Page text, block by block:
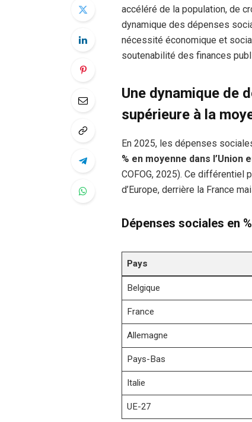
accéléré de la population, de
dynamique des dépenses
nécessité économique et
soutenabilité des finances
Une dynamique de
supérieure à la
En 2025, les dépenses
% en moyenne dans l’Union
COFOG, 2025). Ce
d’Europe, derrière la France
Dépenses sociales en
Pays
Belgique
France
Allemagne
Pays-Bas
Italie
UE-27